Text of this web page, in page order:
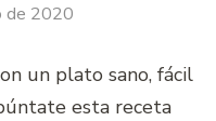
de 2020
un plato sano, fácil
esta receta